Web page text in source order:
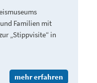
Familien mit
„Stippvisite“ in
mehr erfahren